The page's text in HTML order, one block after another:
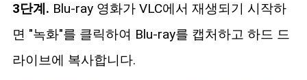
3단계. Blu-ray 영화가 VLC에서 재생되기 시작하
면 "녹화"를 클릭하여 Blu-ray를 캡처하고 하드 드
라이브에 복사합니다.